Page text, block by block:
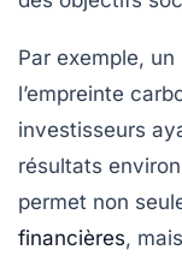
Par exemple,
l’empreinte
investisseurs
résultats
permet non
financières,